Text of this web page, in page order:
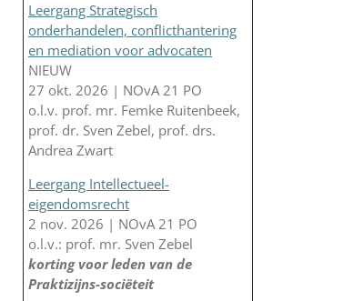
Leergang Strategisch
onderhandelen, conflicthantering
en mediation voor advocaten
NIEUW
27 okt. 2026 | NOvA 21 PO
o.l.v. prof. mr. Femke Ruitenbeek,
prof. dr. Sven Zebel, prof. drs.
Andrea Zwart
Leergang Intellectueel-
eigendomsrecht
2 nov. 2026 | NOvA 21 PO
o.l.v.: prof. mr. Sven Zebel
korting voor leden van de
Praktizijns-sociëteit